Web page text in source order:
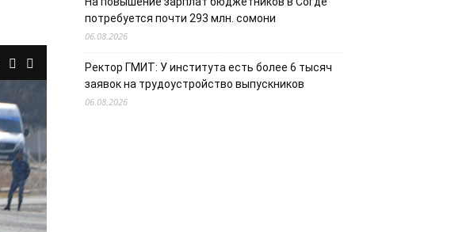
потребуется почти 293 млн. сомони
06.08.2026
Ректор ГМИТ: У института есть более 6 тысяч
заявок на трудоустройство выпускников
06.08.2026